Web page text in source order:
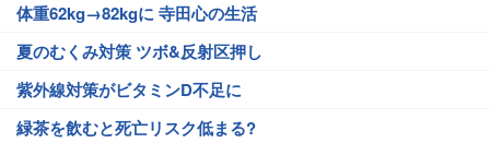
体重62kg→82kgに 寺田心の生活
夏のむくみ対策 ツボ&反射区押し
紫外線対策がビタミンD不足に
緑茶を飲むと死亡リスク低まる?